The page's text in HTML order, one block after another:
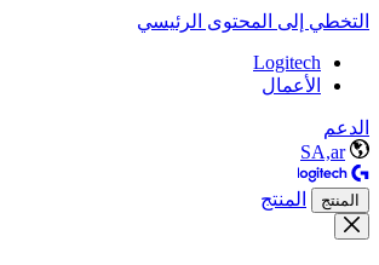
التخطي إلى المحتوى الرئيسي
Logitech
الأعمال
الدعم
SA,ar
المنتج المنتج